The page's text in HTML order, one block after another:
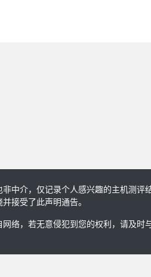
非中介，仅记录个人感兴趣的主机测
接受了此声明通告。
网络，若无意侵犯到您的权利，请及